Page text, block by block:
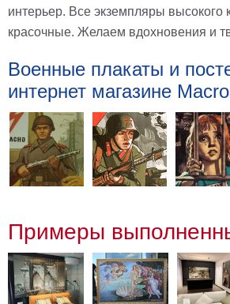
интерьер. Все экземпляры высокого
красочные. Желаем вдохновения и
Военные плакаты и
интернет магазине
Примеры